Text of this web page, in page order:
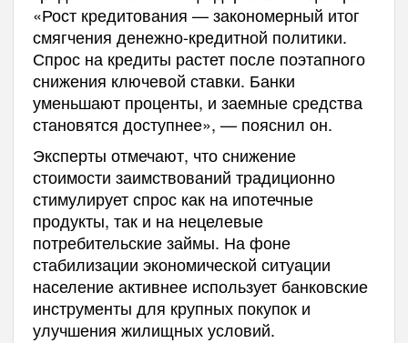
«Рост кредитования — закономерный итог
смягчения денежно-кредитной политики.
Спрос на кредиты растет после поэтапного
снижения ключевой ставки. Банки
уменьшают проценты, и заемные средства
становятся доступнее», — пояснил он.
Эксперты отмечают, что снижение
стоимости заимствований традиционно
стимулирует спрос как на ипотечные
продукты, так и на нецелевые
потребительские займы. На фоне
стабилизации экономической ситуации
население активнее использует банковские
инструменты для крупных покупок и
улучшения жилищных условий.